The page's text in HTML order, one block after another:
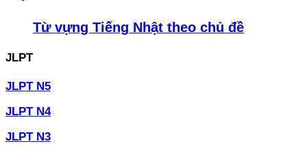
Từ vựng Tiếng Nhật theo chủ đề
JLPT
JLPT N5
JLPT N4
JLPT N3